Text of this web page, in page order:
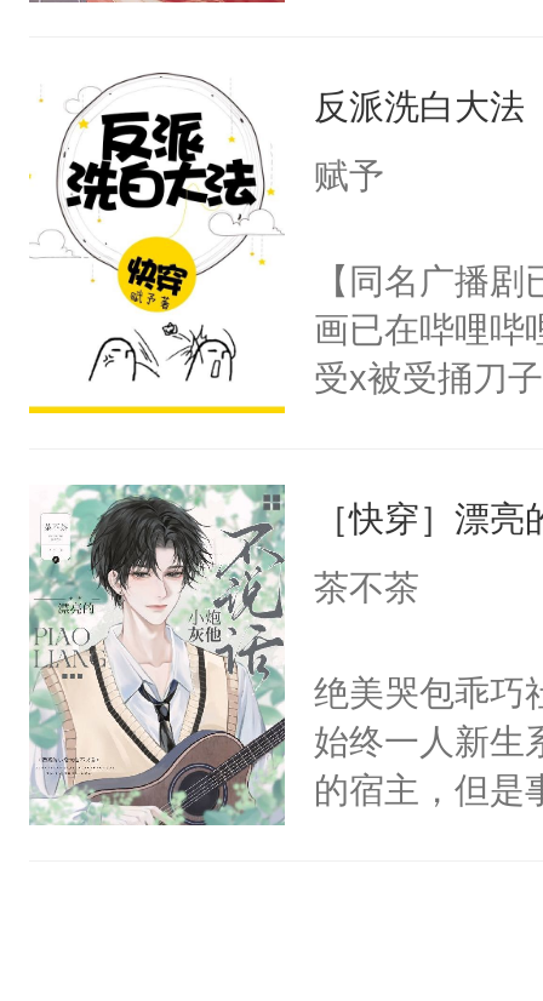
小白莲：“嘤
胡说，我没碰
不愧是大佬
悉，嗷？这不
可以先看仙帝
人，最终坐上
用见人，因为
言神龙见首不
名蛇蛇，跟
不知道，那小
头，魔尊墨宴
宴：柳折枝你
们竟然欺负
宴：要不你
来……“蛇蛇，
堂魔尊……行
位，当日就抢
神偏执：不许
反派洗白大法
赋予
【同名广播
画已在哔哩哔
受x被受捅刀
病，一个个
上了还是无动
间变脸背叛他
的恶事他都对
一个权力滔天
右男主又报复
［快穿］漂
茶不茶
绝美哭包乖巧
始终一人新生
的宿主，但